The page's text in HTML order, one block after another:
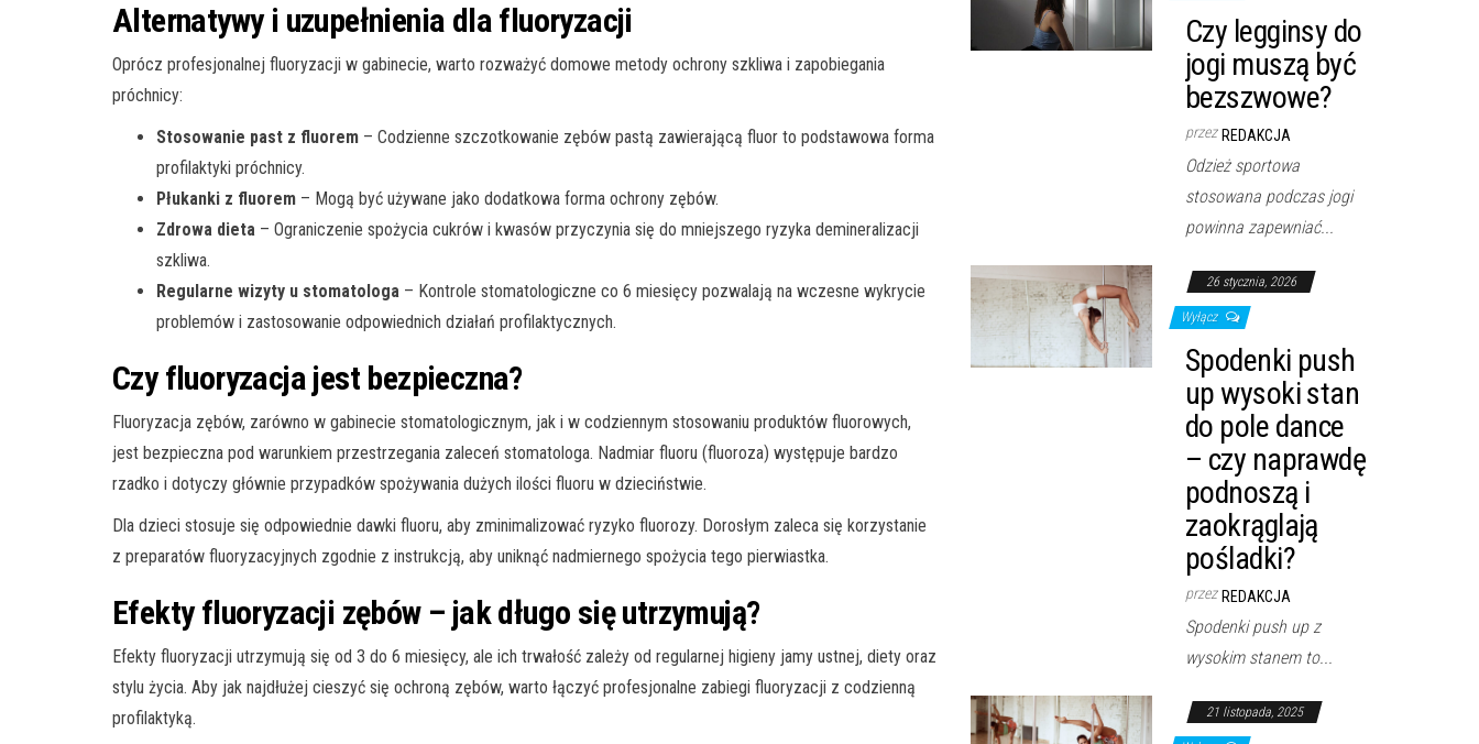
Alternatywy i uzupełnienia dla fluoryzacji
Oprócz profesjonalnej fluoryzacji w gabinecie, warto rozważyć domowe metody ochrony szkliwa i zapobiegania
próchnicy:
Stosowanie past z fluorem – Codzienne szczotkowanie zębów pastą zawierającą fluor to podstawowa forma
profilaktyki próchnicy.
Płukanki z fluorem – Mogą być używane jako dodatkowa forma ochrony zębów.
Zdrowa dieta – Ograniczenie spożycia cukrów i kwasów przyczynia się do mniejszego ryzyka demineralizacji
szkliwa.
Regularne wizyty u stomatologa – Kontrole stomatologiczne co 6 miesięcy pozwalają na wczesne wykrycie
problemów i zastosowanie odpowiednich działań profilaktycznych.
Czy fluoryzacja jest bezpieczna?
Fluoryzacja zębów, zarówno w gabinecie stomatologicznym, jak i w codziennym stosowaniu produktów fluorowych,
jest bezpieczna pod warunkiem przestrzegania zaleceń stomatologa. Nadmiar fluoru (fluoroza) występuje bardzo
rzadko i dotyczy głównie przypadków spożywania dużych ilości fluoru w dzieciństwie.
Dla dzieci stosuje się odpowiednie dawki fluoru, aby zminimalizować ryzyko fluorozy. Dorosłym zaleca się korzystanie
z preparatów fluoryzacyjnych zgodnie z instrukcją, aby uniknąć nadmiernego spożycia tego pierwiastka.
Efekty fluoryzacji zębów – jak długo się utrzymują?
Efekty fluoryzacji utrzymują się od 3 do 6 miesięcy, ale ich trwałość zależy od regularnej higieny jamy ustnej, diety oraz
stylu życia. Aby jak najdłużej cieszyć się ochroną zębów, warto łączyć profesjonalne zabiegi fluoryzacji z codzienną
profilaktyką.
Czy legginsy do
jogi muszą być
bezszwowe?
przez REDAKCJA
Odzież sportowa
stosowana podczas jogi
powinna zapewniać...
26 stycznia, 2026
Wyłącz
Spodenki push
up wysoki stan
do pole dance
– czy naprawdę
podnoszą i
zaokrąglają
pośladki?
przez REDAKCJA
Spodenki push up z
wysokim stanem to...
21 listopada, 2025